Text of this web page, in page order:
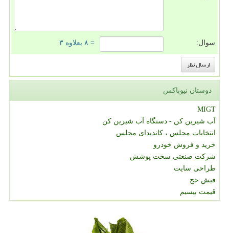
سوال: = ۸ بعلاوه ۳
دوستان نیوباکس
MIGT
آب شیرین کن - دستگاه آب شیرین کن
انتخابات مجلس ، کاندیدای مجلس
خرید و فروش خودرو
شرکت صنعتی سخت پوشش
طراحی سایت
فیش حج
قیمت بیسیم